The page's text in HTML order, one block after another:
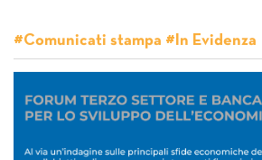
#Comunicati stampa #In Evidenza